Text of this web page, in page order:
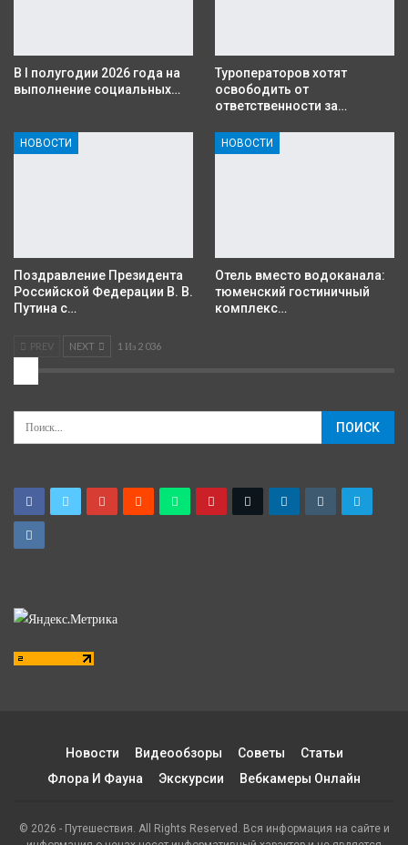
В I полугодии 2026 года на
выполнение социальных…
Туроператоров хотят
освободить от
ответственности за…
НОВОСТИ
Поздравление Президента
Российской Федерации В. В.
Путина с…
НОВОСТИ
Отель вместо водоканала:
тюменский гостиничный
комплекс…
PREV NEXT 1 Из 2 036
Новости Видеообзоры Советы
Статьи
Флора И Фауна
Экскурсии Вебкамеры Онлайн
© 2026 - Путешествия. All Rights Reserved. Вся информация на сайте и